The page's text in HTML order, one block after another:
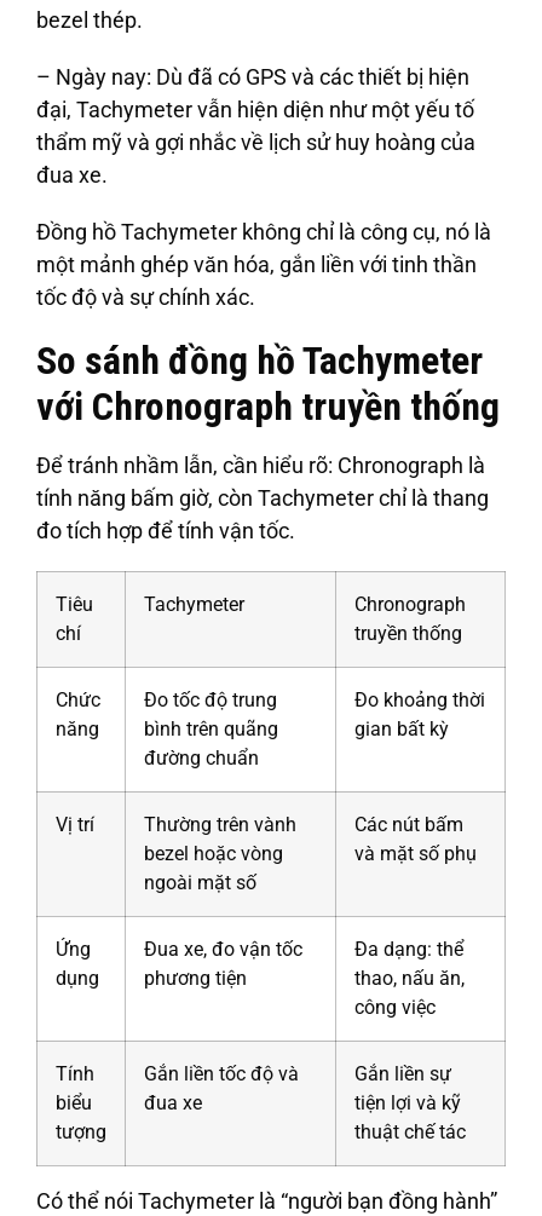
bezel thép.
– Ngày nay: Dù đã có GPS và các thiết bị hiện
đại, Tachymeter vẫn hiện diện như một yếu tố
thẩm mỹ và gợi nhắc về lịch sử huy hoàng của
đua xe.
Đồng hồ Tachymeter không chỉ là công cụ, nó là
một mảnh ghép văn hóa, gắn liền với tinh thần
tốc độ và sự chính xác.
So sánh đồng hồ Tachymeter
với Chronograph truyền thống
Để tránh nhầm lẫn, cần hiểu rõ: Chronograph là
tính năng bấm giờ, còn Tachymeter chỉ là thang
đo tích hợp để tính vận tốc.
Tiêu
chí
Tachymeter
Chronograph
truyền thống
Chức
năng
Đo tốc độ trung
bình trên quãng
đường chuẩn
Đo khoảng thời
gian bất kỳ
Vị trí
Thường trên vành
bezel hoặc vòng
ngoài mặt số
Các nút bấm
và mặt số phụ
Ứng
dụng
Đua xe, đo vận tốc
phương tiện
Đa dạng: thể
thao, nấu ăn,
công việc
Tính
biểu
tượng
Gắn liền tốc độ và
đua xe
Gắn liền sự
tiện lợi và kỹ
thuật chế tác
Có thể nói Tachymeter là “người bạn đồng hành”